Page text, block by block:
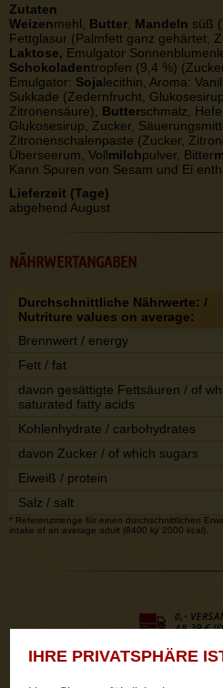
IHRE PRIVATSPHÄRE
Zutaten
Weizenmehl, Butter Mandeln süß
Fettglasur (Palmfett ganz gehärtet,
Laktose, Emulgator
Schokoladentropfen (9,4 %)
Emulgator: Sojalecithin, Aroma:
Sukkade (Zedernfrucht,
Zitronensäure), Butterschmalz,
Glukosesirup, Zucker,
Zitronenschalenpaste (Zucker,
Überseerum, Vollmilchpulver, Bitter
Kann Spuren von Sesam und Ei
Lieferzeit (Tage)
abgehend August
NÄHRWERTANGABEN
Durchschnittliche Nährwerte: /
Nutriture values on average:
Brennwert / energy
Fett / fat
davon gesättigte Fettsäuren / of
saturated fatty acids
Kohlenhydrate / carbohydrates
davon Zucker / of which sugars
Eiweiß / protein
Salz / salt
* Referenzmenge für einen durchschnittlichen
intake of an average adult (8400 kj/ 2000 kcal).